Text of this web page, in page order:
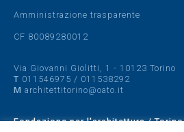
Amministrazione trasparente
CF 80089280012
Via Giovanni Giolitti, 1 - 10123 Torino
T 011546975 / 011538292
M architettitorino@oato.it
Fondazione per l'architettura / Torino